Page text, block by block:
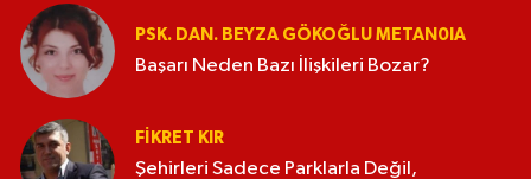
PSK. DAN. BEYZA GÖKOĞLU METAN0IA
Başarı Neden Bazı İlişkileri Bozar?
FIKRET KIR
Şehirleri Sadece Parklarla Değil,